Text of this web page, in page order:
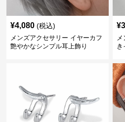
¥4,080 (税込)
メンズアクセサリー イヤーカフ
艶やかなシンプル耳上飾り
¥